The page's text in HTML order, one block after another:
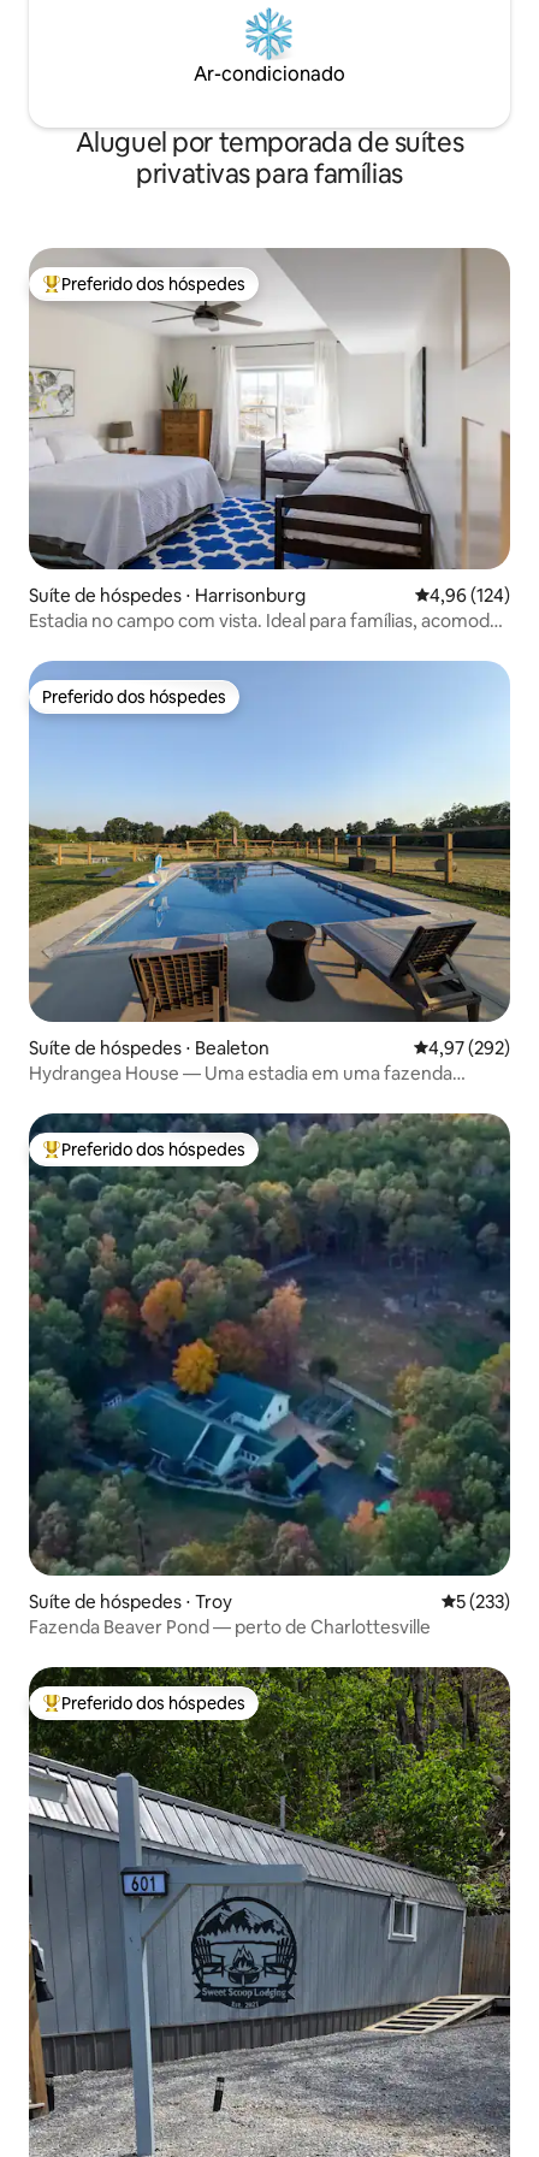
Ar-condicionado
Aluguel por temporada de suítes
privativas para famílias
Entre os melhores preferidos dos hóspedes
Preferido dos hóspedes
Suíte de hóspedes ⋅ Harrisonburg 4,96 de uma
4,96 (124)
Estadia no campo com vista. Ideal para famílias, acomoda
Preferido dos hóspedes
Preferido dos hóspedes
Suíte de hóspedes ⋅ Bealeton 4,97 de uma
4,97 (292)
Hydrangea House — Uma estadia em uma fazenda
Entre os melhores preferidos dos hóspedes
Preferido dos hóspedes
Suíte de hóspedes ⋅ Troy 5 de uma
5 (233)
Fazenda Beaver Pond — perto de Charlottesville
Entre os melhores preferidos dos hóspedes
Preferido dos hóspedes